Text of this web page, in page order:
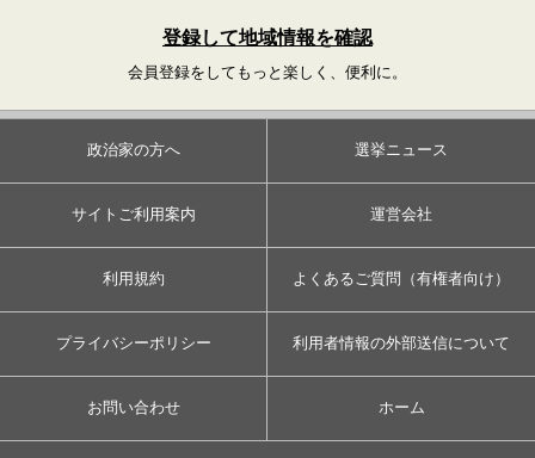
登録して地域情報を確認
会員登録をしてもっと楽しく、便利に。
政治家の方へ 選挙ニュース
サイトご利用案内 運営会社
利用規約 よくあるご質問（有権者向け）
プライバシーポリシー 利用者情報の外部送信について
お問い合わせ ホーム